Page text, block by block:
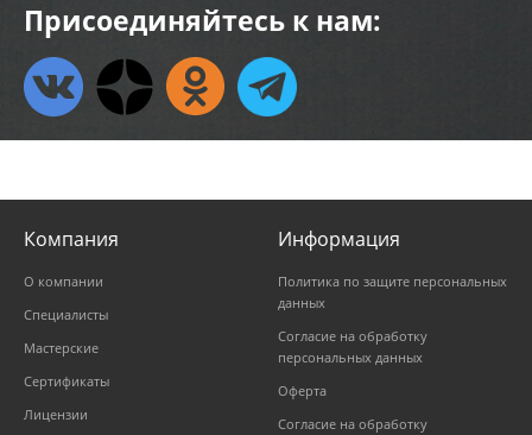
Присоединяйтесь к нам:
Компания
О компании
Специалисты
Мастерские
Сертификаты
Лицензии
Информация
Политика по защите персональных
данных
Согласие на обработку
персональных данных
Оферта
Согласие на обработку